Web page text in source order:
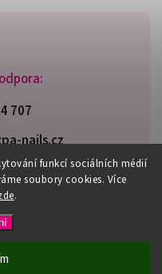
funkcí sociálních médií
soubory cookies. Více
.
707
nails.cz
. Všechna práva vyhrazena.
cookies